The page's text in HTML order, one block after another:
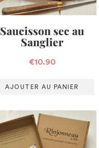
Saucisson sec au
Sanglier
€10.90
AJOUTER AU PANIER